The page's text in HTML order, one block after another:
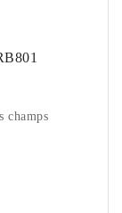
champs